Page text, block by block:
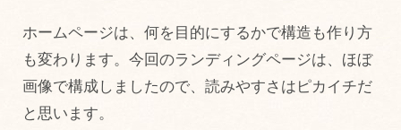
ホームページは、何を目的にするかで構造も作り方
も変わります。今回のランディングページは、ほぼ
画像で構成しましたので、読みやすさはピカイチだ
と思います。